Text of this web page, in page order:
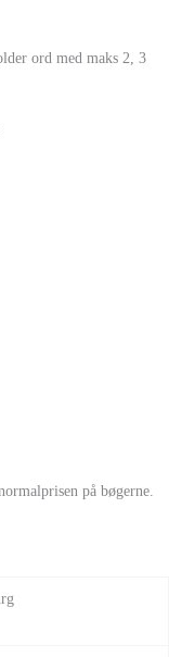
ord med maks 2, 3
på bøgerne.